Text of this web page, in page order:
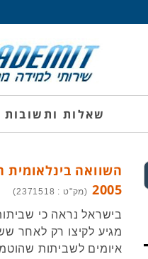
שאלות ותשובות
2005 (מק"ט : 2371518)
בישראל נראה כי
מגיע לקיצו רק לאחר
איומים לשביתות